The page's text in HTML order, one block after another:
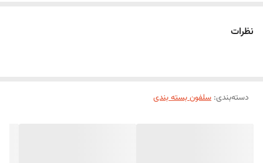
نظرات
دسته‌بندی: سلفون بسته بندی